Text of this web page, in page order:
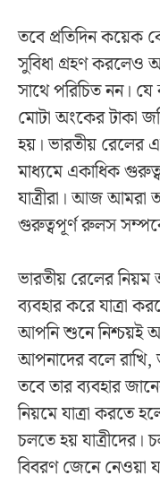
তবে প্রতিদিন কয়েক
সুবিধা গ্রহণ করলেও
সাথে পরিচিত নন।
মোটা অংকের টাকা
হয়। ভারতীয় রেলের
মাধ্যমে একাধিক
যাত্রীরা। আজ আমরা
গুরুত্বপূর্ণ রুলস
ভারতীয় রেলের
ব্যবহার করে যাত্রা
আপনি শুনে নিশ্চয়ই
আপনাদের বলে রাখি,
তবে তার ব্যবহার
নিয়মে যাত্রা করতে
চলতে হয়
বিবরণ জেনে নেওয়া